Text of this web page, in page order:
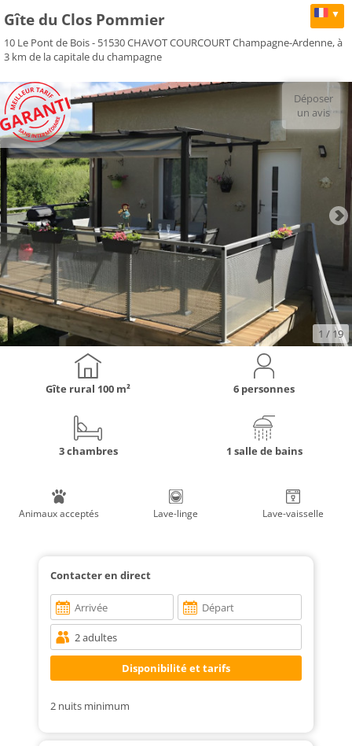
▼
Gîte du Clos Pommier
10 Le Pont de Bois - 51530 CHAVOT COURCOURT Champagne-Ardenne, à
3 km de la capitale du champagne
Déposer
un avis
1 / 19
Gîte rural 100 m² 6 personnes
3 chambres 1 salle de bains
Animaux acceptés Lave-linge Lave-vaisselle
Contacter en direct
2 nuits minimum